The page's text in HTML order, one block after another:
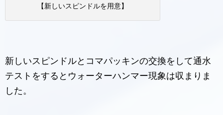
【新しいスピンドルを用意】
新しいスピンドルとコマパッキンの交換をして通水
テストをするとウォーターハンマー現象は収まりま
した。